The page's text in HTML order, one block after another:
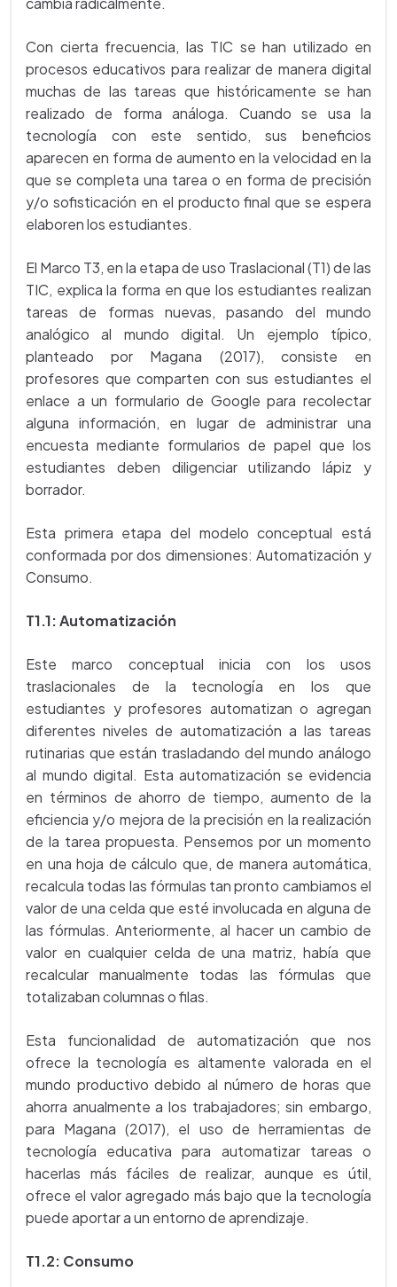
Con cierta frecuencia, las TIC se han utilizado en
procesos educativos para realizar de manera digital
muchas de las tareas que históricamente se han
realizado de forma análoga. Cuando se usa la
tecnología con este sentido, sus beneficios
aparecen en forma de aumento en la velocidad en la
que se completa una tarea o en forma de precisión
y/o sofisticación en el producto final que se espera
elaboren los estudiantes.
El Marco T3, en la etapa de uso Traslacional (T1) de las
TIC, explica la forma en que los estudiantes realizan
tareas de formas nuevas, pasando del mundo
analógico al mundo digital. Un ejemplo típico,
planteado por Magana (2017), consiste en
profesores que comparten con sus estudiantes el
enlace a un formulario de Google para recolectar
alguna información, en lugar de administrar una
encuesta mediante formularios de papel que los
estudiantes deben diligenciar utilizando lápiz y
borrador.
Esta primera etapa del modelo conceptual está
conformada por dos dimensiones: Automatización y
Consumo.
T1.1: Automatización
Este marco conceptual inicia con los usos
traslacionales de la tecnología en los que
estudiantes y profesores automatizan o agregan
diferentes niveles de automatización a las tareas
rutinarias que están trasladando del mundo análogo
al mundo digital. Esta automatización se evidencia
en términos de ahorro de tiempo, aumento de la
eficiencia y/o mejora de la precisión en la realización
de la tarea propuesta. Pensemos por un momento
en una hoja de cálculo que, de manera automática,
recalcula todas las fórmulas tan pronto cambiamos el
valor de una celda que esté involucada en alguna de
las fórmulas. Anteriormente, al hacer un cambio de
valor en cualquier celda de una matriz, había que
recalcular manualmente todas las fórmulas que
totalizaban columnas o filas.
Esta funcionalidad de automatización que nos
ofrece la tecnología es altamente valorada en el
mundo productivo debido al número de horas que
ahorra anualmente a los trabajadores; sin embargo,
para Magana (2017), el uso de herramientas de
tecnología educativa para automatizar tareas o
hacerlas más fáciles de realizar, aunque es útil,
ofrece el valor agregado más bajo que la tecnología
puede aportar a un entorno de aprendizaje.
T1.2: Consumo